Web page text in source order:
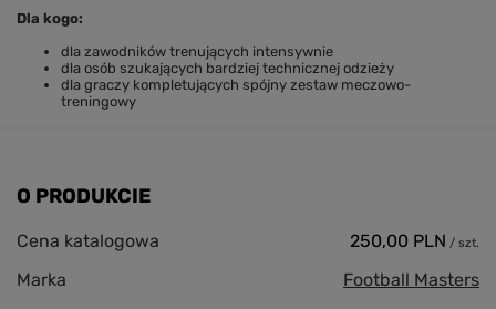
Dla kogo:
dla zawodników trenujących intensywnie
dla osób szukających bardziej technicznej odzieży
dla graczy kompletujących spójny zestaw meczowo-
treningowy
O PRODUKCIE
Cena katalogowa 250,00 PLN / szt.
Marka
Football Masters